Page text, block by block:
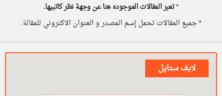
*تعبر المقالات الموجوده هنا عن وجهة نظر كاتبيها.
* جميع المقالات تحمل إسم المصدر و العنوان الاكتروني للمقالة.
لايف ستايل